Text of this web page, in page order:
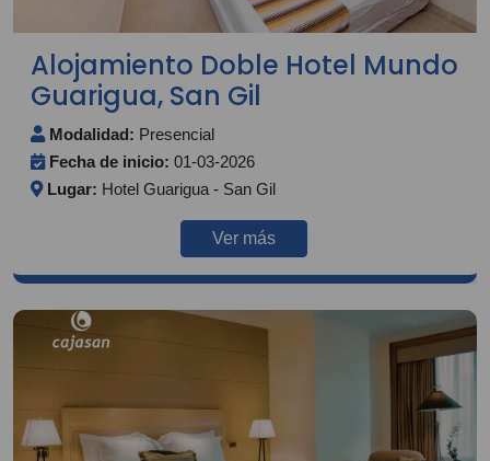
Alojamiento Doble Hotel Mundo
Guarigua, San Gil
Modalidad: Presencial
Fecha de inicio: 01-03-2026
Lugar: Hotel Guarigua - San Gil
Ver más